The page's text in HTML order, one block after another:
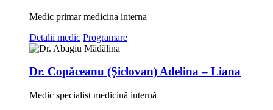
Medic primar medicina interna
Detalii medic Programare
Dr. Copăceanu (Şiclovan) Adelina – Liana
Medic specialist medicină internă